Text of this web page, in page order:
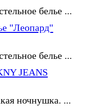
белье ...
"Леопард"
белье ...
JEANS
ночнушка. ...